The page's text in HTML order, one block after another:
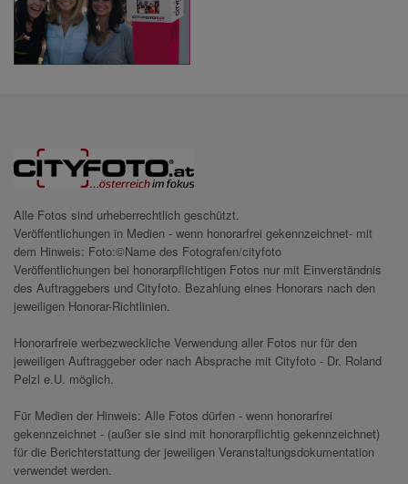
Alle Fotos sind urheberrechtlich geschützt.
Veröffentlichungen in Medien - wenn honorarfrei gekennzeichnet- mit
dem Hinweis: Foto:©Name des Fotografen/cityfoto
Veröffentlichungen bei honorarpflichtigen Fotos nur mit Einverständnis
des Auftraggebers und Cityfoto. Bezahlung eines Honorars nach den
jeweiligen Honorar-Richtlinien.
Honorarfreie werbezweckliche Verwendung aller Fotos nur für den
jeweiligen Auftraggeber oder nach Absprache mit Cityfoto - Dr. Roland
Pelzl e.U. möglich.
Für Medien der Hinweis: Alle Fotos dürfen - wenn honorarfrei
gekennzeichnet - (außer sie sind mit honorarpflichtig gekennzeichnet)
für die Berichterstattung der jeweiligen Veranstaltungsdokumentation
verwendet werden.